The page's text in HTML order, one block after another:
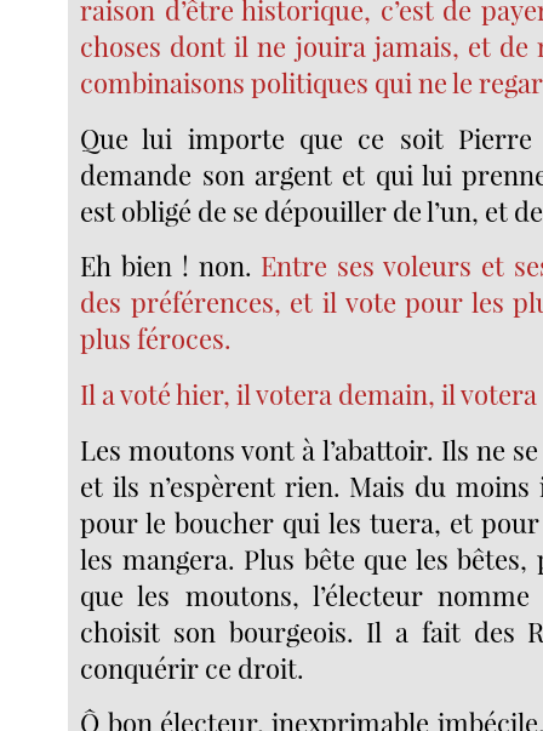
raison d’être historique, c’est de
choses dont il ne jouira jamais, et
combinaisons politiques qui ne le
Que lui importe que ce soit
demande son argent et qui lui
est obligé de se dépouiller de l’un, et
Eh bien ! non. Entre ses voleurs et
des préférences, et il vote pour les
plus féroces.
Il a voté hier, il votera demain, il
Les moutons vont à l’abattoir. Ils ne
et ils n’espèrent rien. Mais du
pour le boucher qui les tuera, et
les mangera. Plus bête que les
que les moutons, l’électeur
choisit son bourgeois. Il a fait des
conquérir ce droit.
Ô bon électeur, inexprimable